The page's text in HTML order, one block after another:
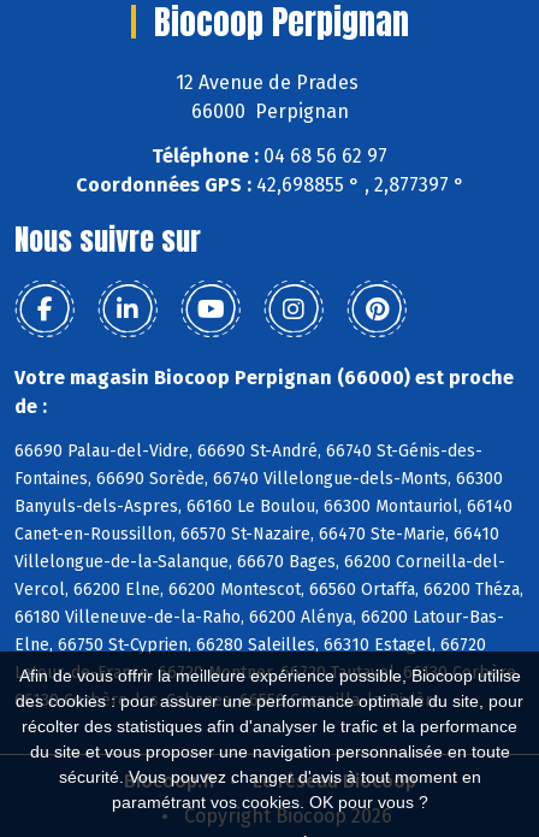
Afin de vous offrir la meilleure expérience possible, Biocoop utilise
des cookies : pour assurer une performance optimale du site, pour
récolter des statistiques afin d'analyser le trafic et la performance
du site et vous proposer une navigation personnalisée en toute
sécurité. Vous pouvez changer d'avis à tout moment en
paramétrant vos cookies. OK pour vous ?
Biocoop Perpignan
12 Avenue de Prades
66000 Perpignan
Téléphone : 04 68 56 62 97
Coordonnées GPS :42,698855 ° , 2,877397 °
Nous suivre sur
Votre magasin Biocoop Perpignan (66000) est proche
de :
66690 Palau-del-Vidre, 66690 St-André, 66740 St-Génis-des-
Fontaines, 66690 Sorède, 66740 Villelongue-dels-Monts, 66300
Banyuls-dels-Aspres, 66160 Le Boulou, 66300 Montauriol, 66140
Canet-en-Roussillon, 66570 St-Nazaire, 66470 Ste-Marie, 66410
Villelongue-de-la-Salanque, 66670 Bages, 66200 Corneilla-del-
Vercol, 66200 Elne, 66200 Montescot, 66560 Ortaffa, 66200 Théza,
66180 Villeneuve-de-la-Raho, 66200 Alénya, 66200 Latour-Bas-
Elne, 66750 St-Cyprien, 66280 Saleilles, 66310 Estagel, 66720
Latour-de-France, 66720 Montner, 66720 Tautavel, 66130 Corbère,
66130 Corbère-les-Cabanes, 66550 Corneilla-la-Rivière
Biocoop.fr
Le réseau Biocoop
Copyright Biocoop 2026